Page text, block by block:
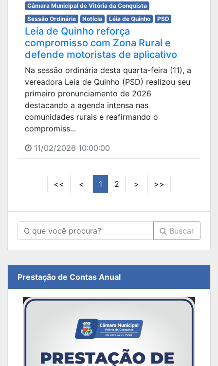
Câmara Municipal de Vitória da Conquista
Sessão Ordinária
Notícia Léia de Quinho PSD
Leia de Quinho reforça
compromisso com Zona Rural e
defende motoristas de aplicativo
Na sessão ordinária desta quarta-feira (11), a
vereadora Leia de Quinho (PSD) realizou seu
primeiro pronunciamento de 2026
destacando a agenda intensa nas
comunidades rurais e reafirmando o
compromiss...
11/02/2026 10:00:00
<< < 1 2 > >>
Buscar
Prestação de Contas Anual